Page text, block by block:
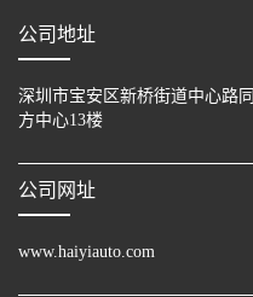
公司地址
深圳市宝安区新桥街道中心路同
方中心13楼
公司网址
www.haiyiauto.com